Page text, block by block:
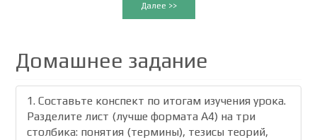
Далее >>
Домашнее задание
1. Составьте конспект по итогам изучения урока.
Разделите лист (лучше формата А4) на три
столбика: понятия (термины), тезисы теорий,